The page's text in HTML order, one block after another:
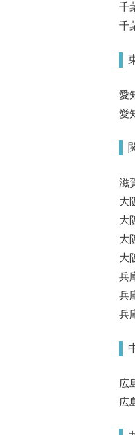
千
千
愛
愛
滋
大
大
大
大
兵
兵
兵
広
広